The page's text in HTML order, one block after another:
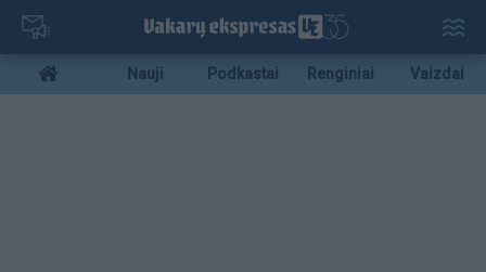
Pereiti
pagrindinį
turinį
Mobile
menu
Nauji Podkastai Renginiai Vaizdai